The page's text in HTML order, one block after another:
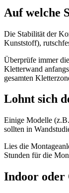
Auf welche
Die Stabilität der
Kunststoff),
Überprüfe immer
Kletterwand
gesamten
Lohnt sich
Einige Modelle
sollten in
Lies die
Stunden für die
Indoor oder